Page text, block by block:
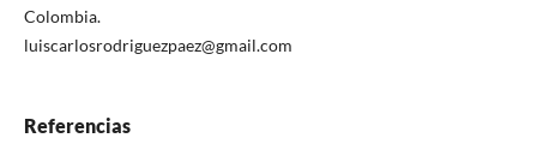
Colombia.
luiscarlosrodriguezpaez@gmail.com
Referencias